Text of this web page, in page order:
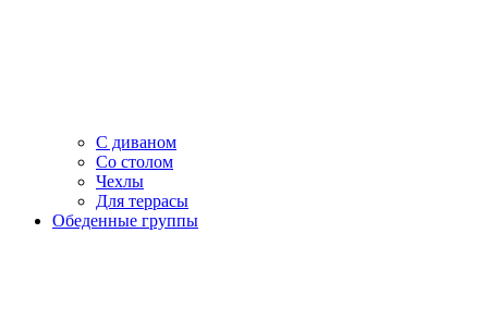
С диваном
Со столом
Чехлы
Для террасы
Обеденные группы